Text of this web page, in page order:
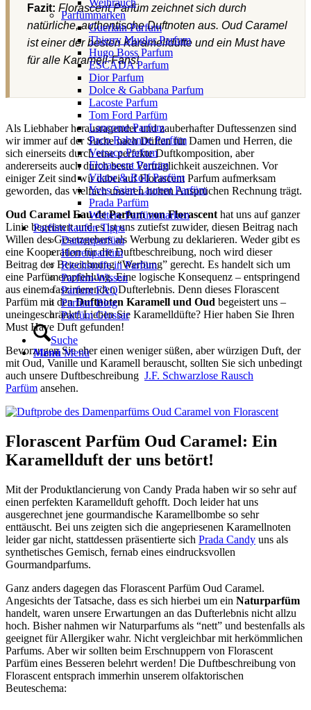
Weihrauch
Parfümmarken
Guerlain Parfum
Thierry Mugler Parfum
Hugo Boss Parfum
ESCADA Parfum
Dior Parfum
Dolce & Gabbana Parfum
Lacoste Parfum
Tom Ford Parfüm
Lancome Parfum
Paco Rabanne Parfüm
Versace Parfum
Florascent Parfum
Viktor & Rolf Parfüm
Yves Saint Laurent Parfüm
Prada Parfüm
Weitere Parfümmarken
Parfüm kaufen Tipps
Damenparfüm
Herrenparfüm
Riechstoffe in Parfüm
Parfüm-Wissen
Parfum FAQ
Parfüm Blog
Parfüm Glossar
Suche
Menü Menü
Fazit: Florascent Parfüm zeichnet sich durch
natürliche, authentische Duftnoten aus. Oud Caramel
ist einer der besten Karamelldüfte und ein Must have
für alle Karamell-Fans!
Als Liebhaber herausragender und zauberhafter Duftessenzen sind
wir immer auf der Suche nach Düften für Damen und Herren, die
sich einerseits durch eine perfekte Duftkomposition, aber
andererseits auch durch beste Verträglichkeit auszeichnen. Vor
einiger Zeit sind wir dabei auf Florascent Parfum aufmerksam
geworden, das vielfach unseren hohen Ansprüchen Rechnung trägt.
Oud Caramel Eau de Parfum von Florascent hat uns auf ganzer
Linie begeistert und es ist uns zutiefst zuwider, diesen Beitrag nach
Willen des Gesetzgebers als Werbung zu deklarieren. Weder gibt es
eine Kooperation für die Duftbeschreibung, noch wird dieser
Beitrag der Bezeichnung “Werbung” gerecht. Es handelt sich um
eine Parfümempfehlung. Eine logische Konsequenz – entspringend
aus einem faszinierenden Dufterlebnis. Denn dieses Florascent
Parfüm mit denDuftnoten Karamell und Oud begeistert uns –
uneingeschränkt! Lieben Sie Karamelldüfte? Hier haben Sie Ihren
Must Have Duft gefunden!
Bevorzugen Sie eher einen weniger süßen, aber würzigen Duft, der
mit Oud, Vanille und Karamell berauscht, sollten Sie sich unbedingt
auch unsere Duftbeschreibung J.F. Schwarzlose Rausch
Parfüm ansehen.
Florascent Parfüm Oud Caramel: Ein
Karamellduft der uns betört!
Mit der Produktlancierung von Candy Prada haben wir so sehr auf
einen perfekten Karamellduft gehofft. Doch leider hat uns
ausgerechnet jene gourmandische Karamellbombe so sehr
enttäuscht. Bei uns zeigten sich die angepriesenen Karamellnoten
leider gar nicht, stattdessen präsentierte sich Prada Candy uns als
synthetisches Gemisch, fernab eines eindrucksvollen
Gourmandparfums.
Ganz anders dagegen das Florascent Parfüm Oud Caramel.
Angesichts der Tatsache, dass es sich hierbei um ein Naturparfüm
handelt, waren unsere Erwartungen an das Dufterlebnis nicht allzu
hoch. Bisher nahmen wir Naturparfums als “nett” und bestenfalls als
geeignet für Allergiker wahr. Nicht vergleichbar mit herkömmlichen
Parfums. Aber wir sollten beim Erschnuppern von Florascent
Parfüm eines Besseren belehrt werden! Die Duftbeschreibung von
Florascent entsprach immerhin unserem olfaktorischen
Beuteschema: